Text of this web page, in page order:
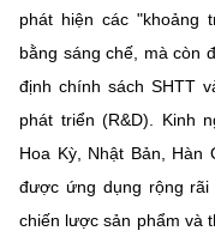
©2026 Bản quyền thuộc
website này)
phát hiện các "khoảng
bằng sáng chế, mà còn
định chính sách SHTT
phát triển (R&D). Kinh
Hoa Kỳ, Nhật Bản, Hàn
được ứng dụng rộng
chiến lược sản phẩm và